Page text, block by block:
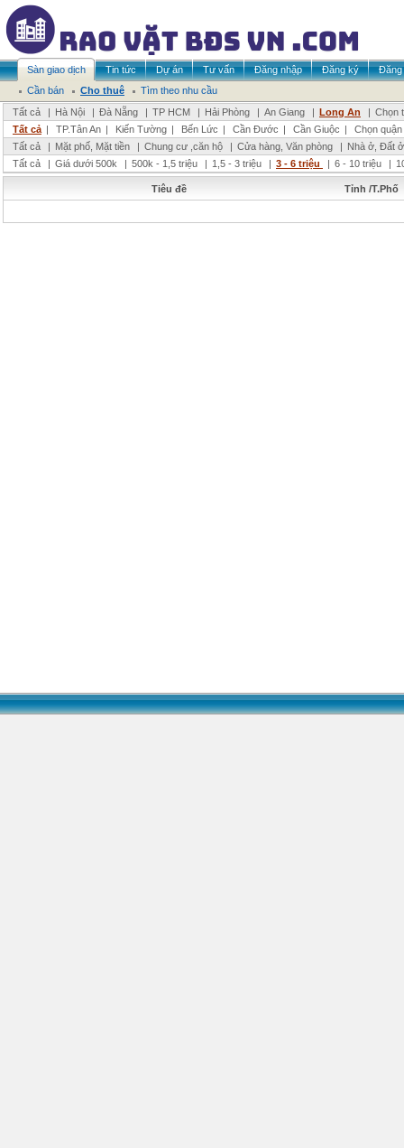
Sàn giao dịch Tin tức Dự án Tư vấn Đăng nhập Đăng ký
Đăng
Cần bán
Cho thuê
Tìm theo nhu cầu
Tất cả
| Hà Nội | Đà Nẵng | TP HCM | Hải Phòng | An Giang | Long An | Chọn
Tất cả | TP.Tân An | Kiến Tường | Bến Lức | Cần Đước | Cần Giuộc |
Chọn
Tất cả
| Mặt phố, Mặt tiền | Chung cư ,căn hộ | Cửa hàng, Văn phòng | Nhà ở, Đất ở
Tất cả
| Giá dưới 500k | 500k - 1,5 triệu | 1,5 - 3 triệu | 3 - 6 triệu | 6 - 10 triệu |
Tiêu đề Tỉnh /T.Phố